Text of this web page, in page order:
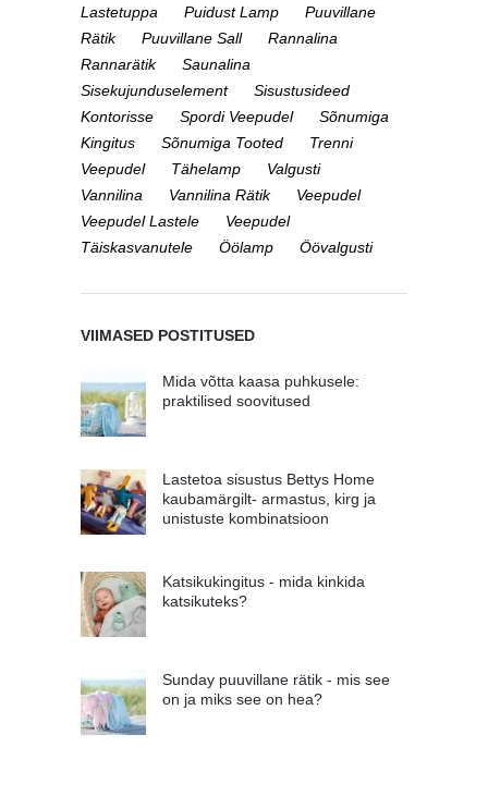
Lastetuppa
Puidust Lamp
Puuvillane
Rätik
Puuvillane Sall
Rannalina
Rannarätik
Saunalina
Sisekujunduselement
Sisustusideed
Kontorisse
Spordi Veepudel
Sõnumiga
Kingitus
Sõnumiga Tooted
Trenni
Veepudel
Tähelamp
Valgusti
Vannilina
Vannilina Rätik
Veepudel
Veepudel Lastele
Veepudel
Täiskasvanutele
Öölamp Öövalgusti
VIIMASED POSTITUSED
Mida võtta kaasa puhkusele:
praktilised soovitused
Lastetoa sisustus Bettys Home
kaubamärgilt- armastus, kirg ja
unistuste kombinatsioon
Katsikukingitus - mida kinkida
katsikuteks?
Sunday puuvillane rätik - mis see
on ja miks see on hea?